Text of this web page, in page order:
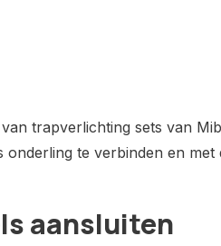
trapverlichting sets van
onderling te verbinden en
aansluiten